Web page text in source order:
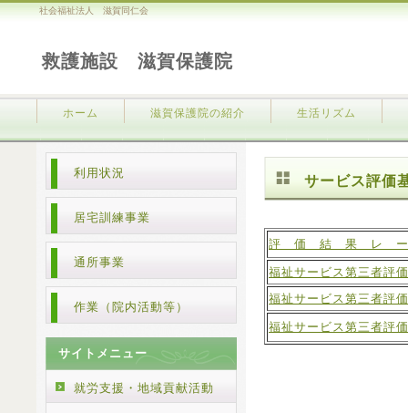
社会福祉法人 滋賀同仁会
救護施設 滋賀保護院
ホーム 滋賀保護院の紹介 生活リズム
サービス評価
評 価 結 果 レ ー
福祉サービス第三者評
福祉サービス第三者
福祉サービス第三者評
利用状況
居宅訓練事業
通所事業
作業（院内活動等）
サイトメニュー
就労支援・地域貢献活動